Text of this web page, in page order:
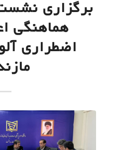
برگزاری
هماهنگی
اضطراری